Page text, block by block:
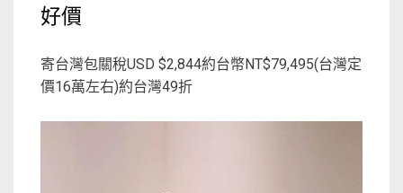
好價
寄台灣包關稅USD $2,844約台幣NT$79,495(台灣定
價16萬左右)約台灣49折